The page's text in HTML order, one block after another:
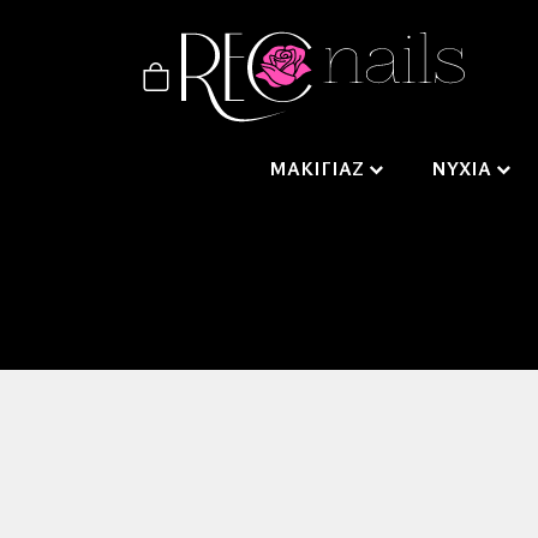
ΜΑΚΙΓΙΑΖ ΝΥΧΙΑ